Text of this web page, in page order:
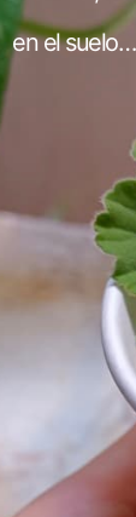
en el suelo…